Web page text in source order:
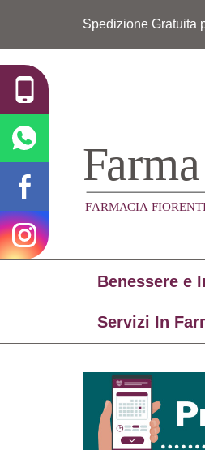
Spedizione Gratuita
Benessere e
Servizi In